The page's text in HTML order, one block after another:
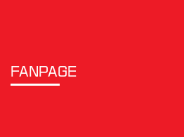
FANPAGE